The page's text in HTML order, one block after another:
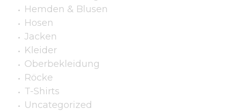
Hemden & Blusen
Hosen
Jacken
Kleider
Oberbekleidung
Röcke
T-Shirts
Uncategorized